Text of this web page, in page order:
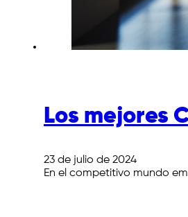
Los mejores
23 de julio de 2024
En el competitivo mundo